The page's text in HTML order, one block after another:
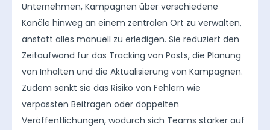
Unternehmen, Kampagnen über verschiedene
Kanäle hinweg an einem zentralen Ort zu verwalten,
anstatt alles manuell zu erledigen. Sie reduziert den
Zeitaufwand für das Tracking von Posts, die Planung
von Inhalten und die Aktualisierung von Kampagnen.
Zudem senkt sie das Risiko von Fehlern wie
verpassten Beiträgen oder doppelten
Veröffentlichungen, wodurch sich Teams stärker auf